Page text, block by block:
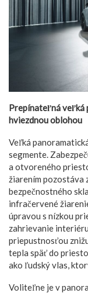
Prepínateľná veľká
hviezdnou oblohou
Veľká
segmente.
a otvoreného
žiarením pozostáva
bezpečnostného
infračervené
úpravou s nízkou
zahrievanie
priepustnosťou
tepla späť do
ako ľudský vlas,
Voliteľne je v